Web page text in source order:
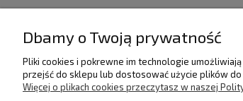
POMOC
Regulamin
Dbamy o Twoją prywatność
Pliki cookies i pokrewne im technologie
przejść do sklepu lub dostosować użycie plików
Więcej o plikach cookies przeczytasz w naszej